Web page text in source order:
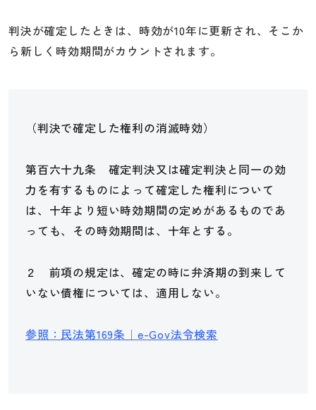
判決が確定したときは、時効が10年に更新され、そこか
ら新しく時効期間がカウントされます。
（判決で確定した権利の消滅時効）
第百六十九条 確定判決又は確定判決と同一の効
力を有するものによって確定した権利について
は、十年より短い時効期間の定めがあるものであ
っても、その時効期間は、十年とする。
２ 前項の規定は、確定の時に弁済期の到来して
いない債権については、適用しない。
参照：民法第169条｜e-Gov法令検索